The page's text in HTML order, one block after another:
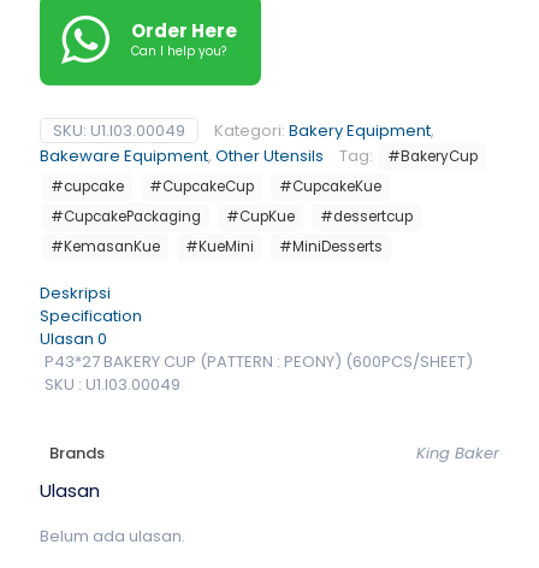
Order Here
Can I help you?
SKU: U1.I03.00049 Kategori: Bakery Equipment,
Bakeware Equipment, Other Utensils Tag:
#BakeryCup
#cupcake
#CupcakeCup
#CupcakeKue
#CupcakePackaging
#CupKue
#dessertcup
#KemasanKue
#KueMini #MiniDesserts
Deskripsi
Specification
Ulasan 0
P43*27 BAKERY CUP (PATTERN : PEONY) (600PCS/SHEET)
SKU : U1.I03.00049
Brands King Baker
Ulasan
Belum ada ulasan.